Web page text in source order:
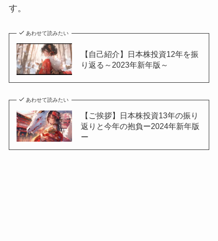
す。
あわせて読みたい
【自己紹介】日本株投資12年を振
り返る～2023年新年版～
あわせて読みたい
【ご挨拶】日本株投資13年の振り
返りと今年の抱負ー2024年新年版
ー